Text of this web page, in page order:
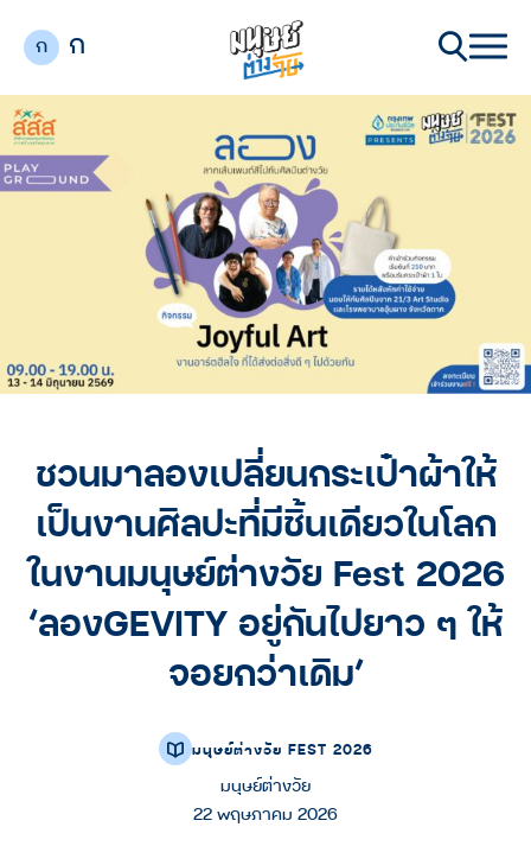
ก ก
ชวนมาลองเปลี่ยนกระเป๋าผ้าให้
เป็นงานศิลปะที่มีชิ้นเดียวในโลก
ในงานมนุษย์ต่างวัย Fest 2026
‘ลองGEVITY อยู่กันไปยาว ๆ ให้
จอยกว่าเดิม’
มนุษย์ต่างวัย FEST 2026
มนุษย์ต่างวัย
22 พฤษภาคม 2026